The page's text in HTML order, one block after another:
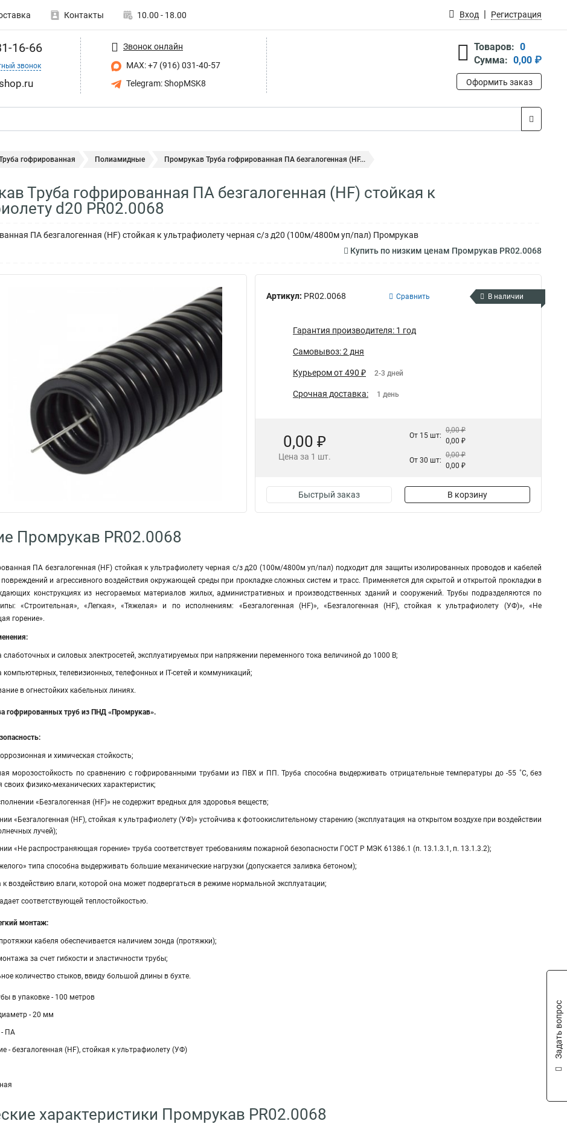
Контакты 10.00 - 18.00 Вход Регистрация
16-66
звонок
Звонок онлайн
MAX: +7 (916) 031-40-57
Telegram: ShopMSK8
Товаров: 0
Сумма: 0,00 ₽
Оформить заказ
гофрированная Полиамидные Промрукав Труба гофрированная ПА безгалогенная (HF...
Труба гофрированная ПА безгалогенная (HF) стойкая к
d20 PR02.0068
ПА безгалогенная (HF) стойкая к ультрафиолету черная с/з д20 (100м/4800м уп/пал) Промрукав
Купить по низким ценам Промрукав PR02.0068
Артикул: PR02.0068 Сравнить В наличии
Гарантия производителя: 1 год
Самовывоз: 2 дня
Курьером от 490 ₽ 2-3 дней
Срочная доставка: 1 день
0,00 ₽
Цена за 1 шт.
От 15 шт:
0,00 ₽
0,00 ₽
От 30 шт:
0,00 ₽
0,00 ₽
Быстрый заказ В корзину
Промрукав PR02.0068
ПА безгалогенная (HF) стойкая к ультрафиолету черная с/з д20 (100м/4800м уп/пал) подходит для защиты изолированных проводов и кабелей
повреждений и агрессивного воздействия окружающей среды при прокладке сложных систем и трасс. Применяется для скрытой и открытой прокладки в
конструкциях из несгораемых материалов жилых, административных и производственных зданий и сооружений. Трубы подразделяются по
«Строительная», «Легкая», «Тяжелая» и по исполнениям: «Безгалогенная (HF)», «Безгалогенная (HF), стойкая к ультрафиолету (УФ)», «Не
горение».
слаботочных и силовых электросетей, эксплуатируемых при напряжении переменного тока величиной до 1000 В;
компьютерных, телевизионных, телефонных и IT-сетей и коммуникаций;
в огнестойких кабельных линиях.
гофрированных труб из ПНД «Промрукав».
и химическая стойкость;
морозостойкость по сравнению с гофрированными трубами из ПВХ и ПП. Труба способна выдерживать отрицательные температуры до -55 ˚С, без
своих физико-механических характеристик;
«Безгалогенная (HF)» не содержит вредных для здоровья веществ;
«Безгалогенная (HF), стойкая к ультрафиолету (УФ)» устойчива к фотоокислительному старению (эксплуатация на открытом воздухе при воздействии
лучей);
«Не распространяющая горение» труба соответствует требованиям пожарной безопасности ГОСТ Р МЭК 61386.1 (п. 13.1.3.1, п. 13.1.3.2);
типа способна выдерживать большие механические нагрузки (допускается заливка бетоном);
к воздействию влаги, которой она может подвергаться в режиме нормальной эксплуатации;
соответствующей теплостойкостью.
монтаж:
кабеля обеспечивается наличием зонда (протяжки);
за счет гибкости и эластичности трубы;
количество стыков, ввиду большой длины в бухте.
в упаковке - 100 метров
- 20 мм
- ПА
- безгалогенная (HF), стойкая к ультрафиолету (УФ)
характеристики Промрукав PR02.0068
Задать вопрос